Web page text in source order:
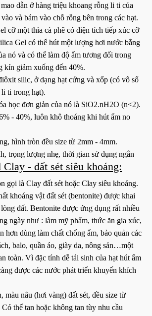
dẫn ở hàng triệu khoang rỗng li ti của
và bám vào chỗ rỗng bên trong các hạt.
cỡ một thìa cà phê có diện tích tiếp xúc cỡ
Gel có thể hút một lượng hơi nước bằng
nó và có thể làm độ ẩm tương đối trong
kín giảm xuống đến 40%.
silic, ở dạng hạt cứng và xốp (có vô số
ti trong hạt).
học đơn giản của nó là SiO2.nH2O (n<2).
- 40%, luôn khô thoáng khi hút ẩm no
hình tròn đều size từ 2mm - 4mm.
trọng lượng nhẹ, thời gian sử dụng ngắn
- đất sét siêu khoáng:
gọi là Clay đất sét hoặc Clay siêu khoáng.
khoáng vật đất sét (bentonite) được khai
đất. Bentonite được ứng dụng rất nhiều
ngày như : làm mỹ phẩm, thức ăn gia xúc,
dùng làm chất chống ẩm, bảo quản các
balo, quần áo, giày da, nông sản…một
toàn. Vì đặc tính dễ tái sinh của hạt hút ẩm
được các nước phát triển khuyến khích
màu nâu (hơi vàng) đất sét, đều size từ
thể tan hoặc không tan tùy nhu cầu